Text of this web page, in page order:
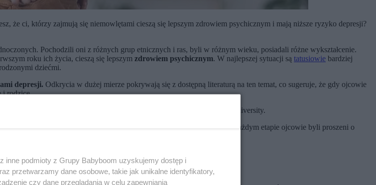
że ci, którzy zajmują się niemowlętami cieszą się lepszym zdrowiem psychicznym i mają niższe ryzyko depresji?
Pochodzili oni z różnych grup etnicznych i ras, byli w różnym wieku, posiadali różne wykształcenie.
roku ich życia, cieszą się lepszym zdrowiem psychicznym. W najlepszej sytuacji są tatusiowie bardziej
dziećmi.
depresji. Odkrycia w dużej mierze pokrywają się z dostępną literaturą na ten temat, co sugeruje, że gdy ojcowie
i rodzice.
- powiedział psycholog Olajide Bamishigbin z California State University.
ich dziecka, a następnie ponownie po sześciu miesiącach i roku. Na każdym etapie ojcowie byli proszeni o
inne podmioty z Grupy Babyboom uzyskujemy dostęp i
przetwarzamy dane osobowe, takie jak unikalne identyfikatory,
czy dane przeglądania w celu zapewniania